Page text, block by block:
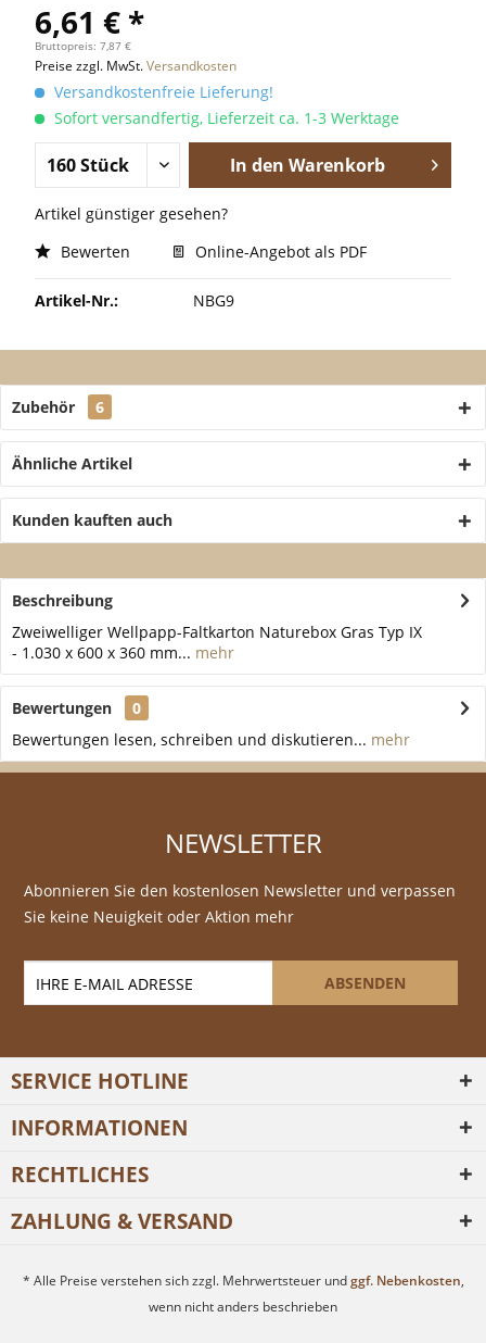
6,61 € *
Bruttopreis: 7,87 €
Preise zzgl. MwSt.Versandkosten
Versandkostenfreie Lieferung!
Sofort versandfertig, Lieferzeit ca. 1-3 Werktage
In den Warenkorb
Artikel günstiger gesehen?
Bewerten
Online-Angebot als PDF
Artikel-Nr.: NBG9
Zubehör 6
Ähnliche Artikel
Kunden kauften auch
Beschreibung
Zweiwelliger Wellpapp-Faltkarton Naturebox Gras Typ IX
- 1.030 x 600 x 360 mm... mehr
Bewertungen
0
Bewertungen lesen, schreiben und diskutieren... mehr
NEWSLETTER
Abonnieren Sie den kostenlosen Newsletter und verpassen
Sie keine Neuigkeit oder Aktion mehr
ABSENDEN
SERVICE HOTLINE
INFORMATIONEN
RECHTLICHES
ZAHLUNG & VERSAND
* Alle Preise verstehen sich zzgl. Mehrwertsteuer undggf. Nebenkosten,
wenn nicht anders beschrieben